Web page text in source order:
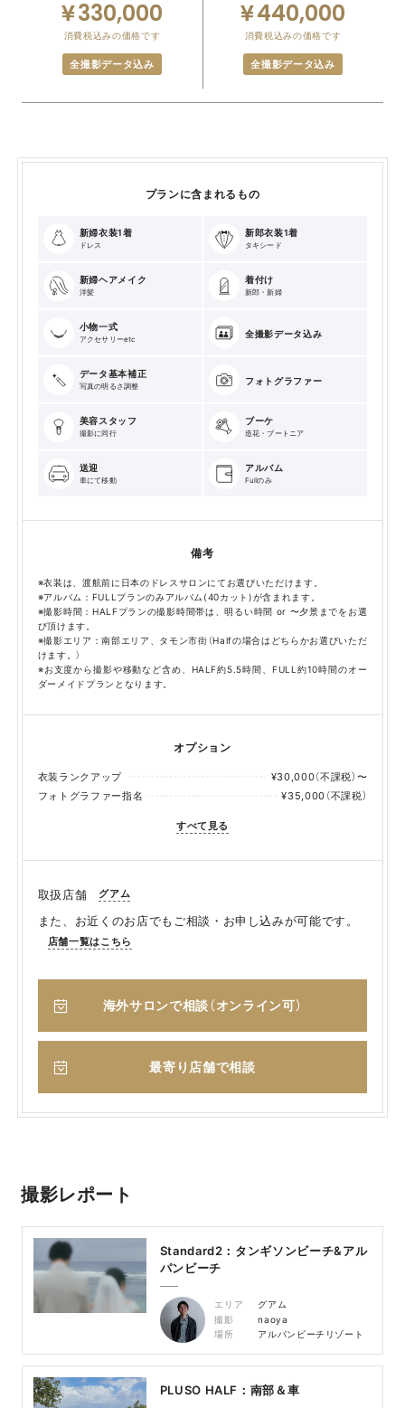
330,000
消費税込みの価格です
全撮影データ込み
440,000
消費税込みの価格です
全撮影データ込み
プランに含まれるもの
新婦衣装1着
ドレス
新郎衣装1着
タキシード
新婦ヘアメイク
洋髪
着付け
新郎・新婦
小物一式
アクセサリーetc
全撮影データ込み
データ基本補正
写真の明るさ調整
フォトグラファー
美容スタッフ
撮影に同行
ブーケ
造花・ブートニア
送迎
車にて移動
アルバム
Fullのみ
備考
※衣装は、渡航前に日本のドレスサロンにてお選びいただけます。
※アルバム：FULLプランのみアルバム(40カット)が含まれます。
※撮影時間：HALFプランの撮影時間帯は、明るい時間 or 〜夕景までをお選
び頂けます。
※撮影エリア：南部エリア、タモン市街（Halfの場合はどちらかお選びいただ
けます。）
※お支度から撮影や移動など含め、HALF約5.5時間、FULL約10時間のオー
ダーメイドプランとなります。
オプション
衣装ランクアップ
¥30,000（不課税）〜
フォトグラファー指名
¥35,000（不課税）
すべて見る
取扱店舗 グアム
また、お近くのお店でもご相談・お申し込みが可能です。
店舗一覧はこちら
海外サロンで相談（オンライン可）
最寄り店舗で相談
撮影レポート
Standard2：タンギソンビーチ&アル
パンビーチ
エリア
グアム
撮影
naoya
場所
アルパンビーチリゾート
PLUSO HALF：南部＆車